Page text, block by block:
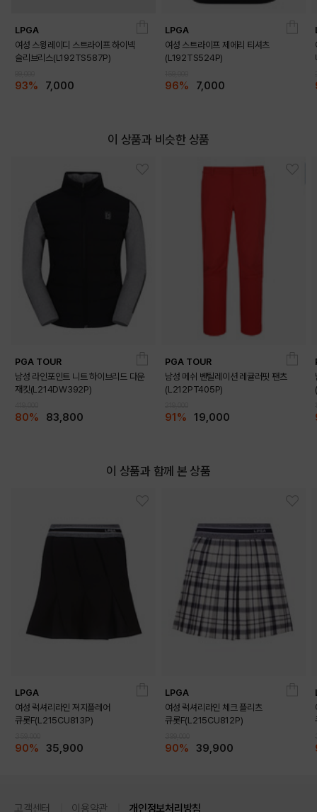
LPGA
여성 스윙레이디 스트라이프 하이넥
슬리브리스(L192TS587P)
93% 7,000
LPGA
여성 스트라이프 제에리 티셔츠
(L192TS524P)
96% 7,000
이 상품과 비슷한 상품
PGA TOUR
남성 라인포인트 니트 하이브리드 다운
재킷(L214DW392P)
80% 83,800
PGA TOUR
남성 메쉬 벤틸레이션 레귤러핏 팬츠
(L212PT405P)
91% 19,000
이 상품과 함께 본 상품
LPGA
여성 럭셔리라인 져지플레어
큐롯F(L215CU813P)
90% 35,900
LPGA
여성 럭셔리라인 체크 플리츠
큐롯F(L215CU812P)
90% 39,900
고객센터 이용약관 개인정보처리방침